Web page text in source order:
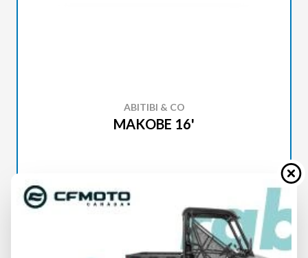
ABITIBI & CO
MAKOBE 16'
SPÉCIFICATIONS